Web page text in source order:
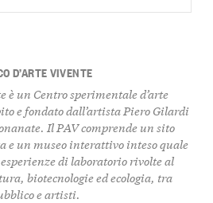
D’ARTE VIVENTE
è un Centro sperimentale d’arte
e fondato dall’artista Piero Gilardi
Il PAV comprende un sito
e un museo interattivo inteso quale
di laboratorio rivolte al
biotecnologie ed ecologia, tra
e artisti.